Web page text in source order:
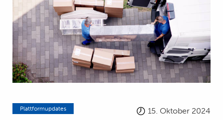
Plattformupdates 15. Oktober 2024